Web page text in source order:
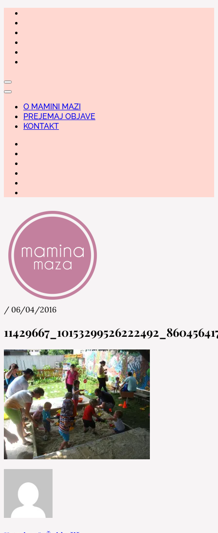
Skip
content
O MAMINI MAZI
PREJEMAJ OBJAVE
KONTAKT
Mamina Maza
/ 06/04/2016